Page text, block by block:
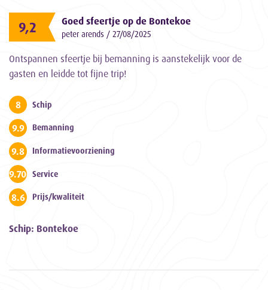
9,2 Goed sfeertje op de Bontekoe
peter arends / 27/08/2025
Ontspannen sfeertje bij bemanning is aanstekelijk voor de
gasten en leidde tot fijne trip!
8 Schip
9.9 Bemanning
9.8 Informatievoorziening
9.700000000000001
Service
8.6 Prijs/kwaliteit
Schip: Bontekoe